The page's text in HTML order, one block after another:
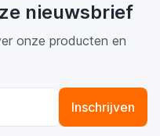
nieuwsbrief
onze producten en
Inschrijven